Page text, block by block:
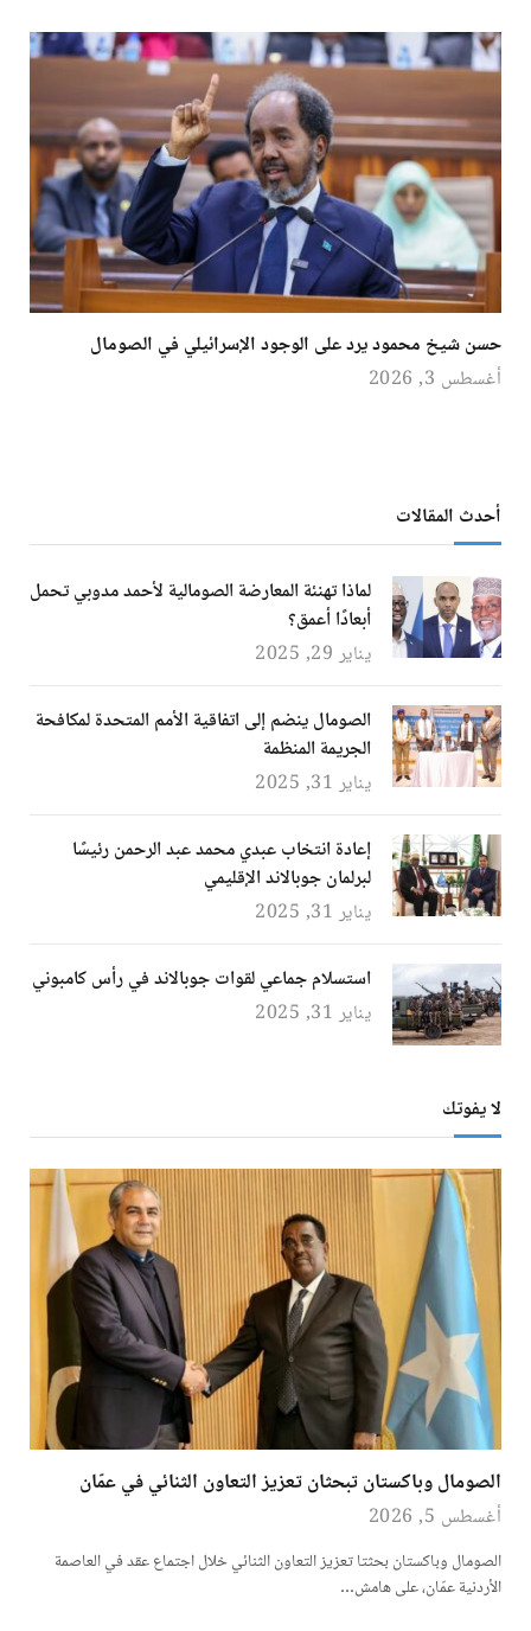
حسن شيخ محمود يرد على الوجود الإسرائيلي في الصومال
أغسطس 3, 2026
أحدث المقالات
لماذا تهنئة المعارضة الصومالية لأحمد مدوبي تحمل
أبعادًا أعمق؟
يناير 29, 2025
الصومال ينضم إلى اتفاقية الأمم المتحدة لمكافحة
الجريمة المنظمة
يناير 31, 2025
إعادة انتخاب عبدي محمد عبد الرحمن رئيسًا
لبرلمان جوبالاند الإقليمي
يناير 31, 2025
استسلام جماعي لقوات جوبالاند في رأس كامبوني
يناير 31, 2025
لا يفوتك
الصومال وباكستان تبحثان تعزيز التعاون الثنائي في عمّان
أغسطس 5, 2026
الصومال وباكستان بحثتا تعزيز التعاون الثنائي خلال اجتماع عقد في العاصمة
الأردنية عمّان، على هامش…